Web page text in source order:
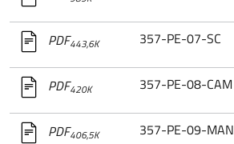
PDF443,6K 357-PE-07-SC
PDF420K 357-PE-08-CAM
PDF406,5K 357-PE-09-MAN